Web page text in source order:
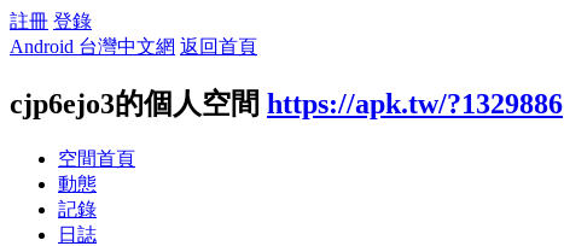
註冊 登錄
Android 台灣中文網 返回首頁
cjp6ejo3的個人空間 https://apk.tw/?1329886
空間首頁
動態
記錄
日誌